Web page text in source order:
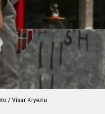
/ Visar Kryeziu